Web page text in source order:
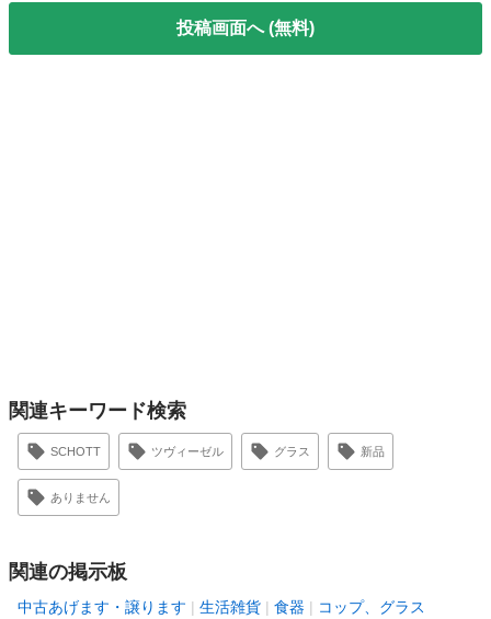
投稿画面へ (無料)
関連キーワード検索
SCHOTT ツヴィーゼル グラス 新品
ありません
関連の掲示板
中古あげます・譲ります 生活雑貨 食器 コップ、グラス